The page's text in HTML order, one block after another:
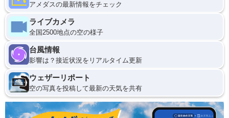
アメダスの最新情報をチェック
ライブカメラ
全国2500地点の空の様子
台風情報
影響は？接近状況をリアルタイム更新
ウェザーリポート
空の写真を投稿して最新の天気を共有